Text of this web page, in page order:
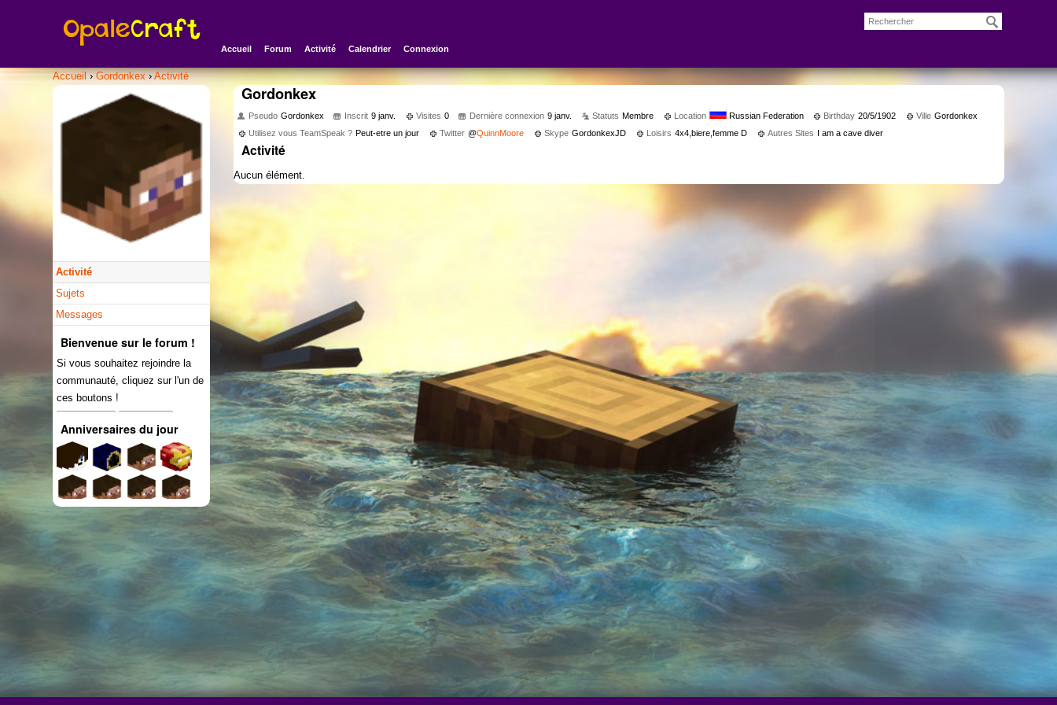
Accueil Forum Activité Calendrier Connexion
Accueil › Gordonkex › Activité
Activité
Sujets
Messages
Bienvenue sur le forum !
Si vous souhaitez rejoindre la
communauté, cliquez sur l'un de
ces boutons !
Anniversaires du jour
Gordonkex
Pseudo Gordonkex Inscrit 9 janv. Visites 0 Dernière connexion 9 janv. Statuts Membre Location Russian Federation Birthday 20/5/1902 Ville Gordonkex
Utilisez vous TeamSpeak ? Peut-etre un jour Twitter @QuinnMoore Skype GordonkexJD Loisirs 4x4,biere,femme D Autres Sites I am a cave diver
Activité
Aucun élément.